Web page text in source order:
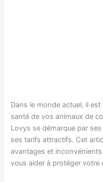
Dans le monde actuel, il
santé de vos animaux de
Lovys se démarque par
ses tarifs attractifs. Cet
avantages et
vous aider à protéger votre